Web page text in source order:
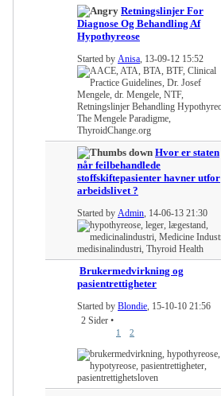
Retningslinjer For
Diagnose Og Behandling Af
Hypothyreose
Started by Anisa, 13-09-12 15:52
Hvor er staten
når feilbehandlede
stoffskiftepasienter havner utfor
arbeidslivet ?
Started by Admin, 14-06-13 21:30
Brukermedvirkning og
pasientrettigheter
Started by Blondie, 15-10-10 21:56
2 Sider •
1 2